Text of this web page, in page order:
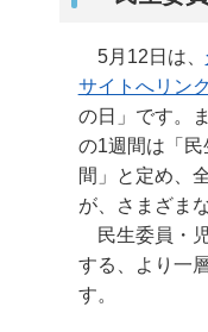
5月12日は、
サイトへリンク
の日」です。
の1週間は「
間」と定め、
が、さまざま
民生委員・
する、より一
す。